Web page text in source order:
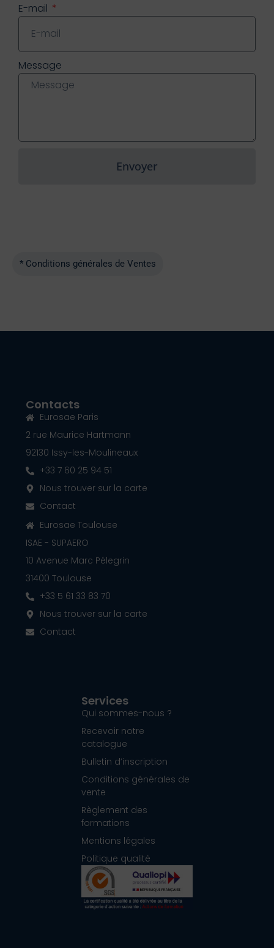
E-mail
Message
Envoyer
* Conditions générales de Ventes
Services
Qui sommes-nous ?
Recevoir notre
catalogue
Bulletin d’inscription
Conditions générales de
vente
Règlement des
formations
Mentions légales
Politique qualité
Contacts
Eurosae Paris
2 rue Maurice Hartmann
92130 Issy-les-Moulineaux
+33 7 60 25 94 51
Nous trouver sur la carte
Contact
Eurosae Toulouse
ISAE - SUPAERO
10 Avenue Marc Pélegrin
31400 Toulouse
+33 5 61 33 83 70
Nous trouver sur la carte
Contact